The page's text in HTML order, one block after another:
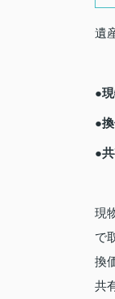
遺
●
●
●
現
で
換
共